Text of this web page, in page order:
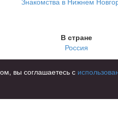
В стране
Россия
вы соглашаетесь с